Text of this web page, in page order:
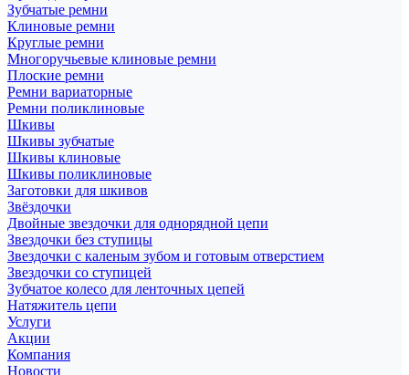
Зубчатые ремни
Клиновые ремни
Круглые ремни
Многоручьевые клиновые ремни
Плоские ремни
Ремни вариаторные
Ремни поликлиновые
Шкивы
Шкивы зубчатые
Шкивы клиновые
Шкивы поликлиновые
Заготовки для шкивов
Звёздочки
Двойные звездочки для однорядной цепи
Звездочки без ступицы
Звездочки с каленым зубом и готовым отверстием
Звездочки со ступицей
Зубчатое колесо для ленточных цепей
Натяжитель цепи
Услуги
Акции
Компания
Новости